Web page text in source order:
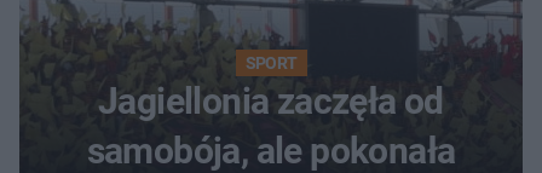
SPORT
Jagiellonia zaczęła od
samobója, ale pokonała